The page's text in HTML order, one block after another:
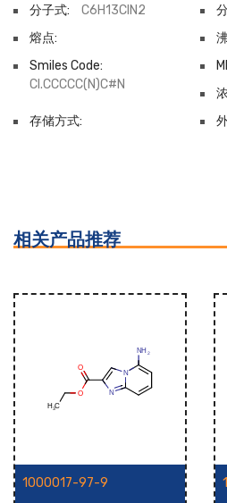
分子式:
C6H13ClN2
熔点:
Smiles Code:
Cl.CCCCC(N)C#N
存储方式:
相关产品推荐
1000017-97-9